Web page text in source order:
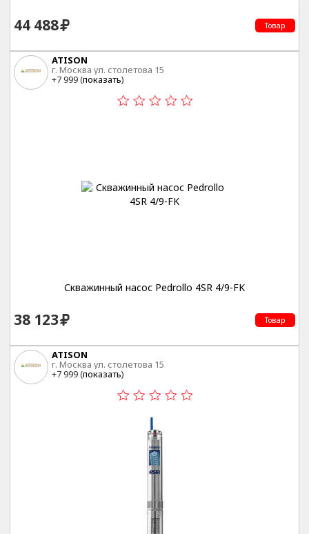
44 488 Товар
ATISON
г. Москва ул. столетова 15
+7 999 (показать)
Скважинный насос Pedrollo 4SR 4/9-FK
38 123 Товар
ATISON
г. Москва ул. столетова 15
+7 999 (показать)